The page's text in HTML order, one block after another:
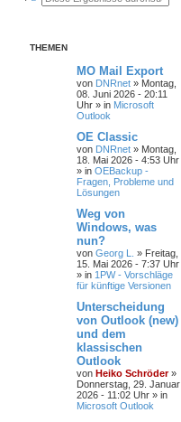
t
THEMEN
MO Mail Export
von DNRnet » Montag,
08. Juni 2026 - 20:11
Uhr » in Microsoft
Outlook
OE Classic
von DNRnet » Montag,
18. Mai 2026 - 4:53 Uhr
» in OEBackup -
Fragen, Probleme und
Lösungen
Weg von
Windows, was
nun?
von Georg L. » Freitag,
15. Mai 2026 - 7:37 Uhr
» in 1PW - Vorschläge
für künftige Versionen
Unterscheidung
von Outlook (new)
und dem
klassischen
Outlook
von Heiko Schröder»
Donnerstag, 29. Januar
2026 - 11:02 Uhr » in
Microsoft Outlook